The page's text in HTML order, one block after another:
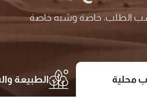
الطلب، خاصة وشبه خاصة
محلية الطبيعة